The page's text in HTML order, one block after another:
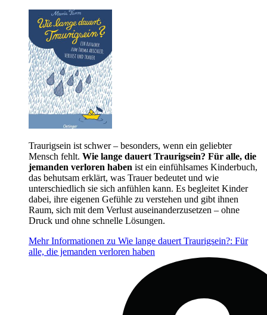
Traurigsein ist schwer – besonders, wenn ein geliebter
Mensch fehlt. Wie lange dauert Traurigsein? Für alle, die
jemanden verloren haben ist ein einfühlsames Kinderbuch,
das behutsam erklärt, was Trauer bedeutet und wie
unterschiedlich sie sich anfühlen kann. Es begleitet Kinder
dabei, ihre eigenen Gefühle zu verstehen und gibt ihnen
Raum, sich mit dem Verlust auseinanderzusetzen – ohne
Druck und ohne schnelle Lösungen.
Mehr Informationen zu Wie lange dauert Traurigsein?: Für
alle, die jemanden verloren haben